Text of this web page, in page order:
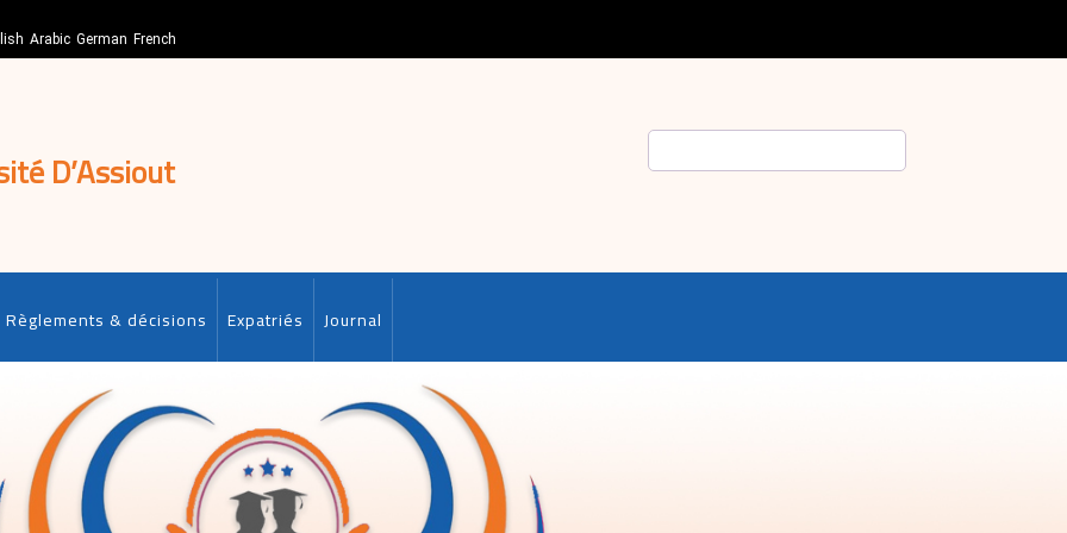
Arabic German French
D’Assiout
Règlements & décisions Expatriés Journal